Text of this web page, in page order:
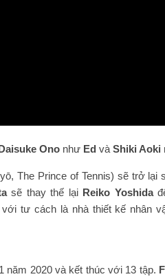
Ono như Ed và Shiki Aoki
The Prince of Tennis) sẽ trở lại
sẽ thay thế lại Reiko Yoshida
tư cách là nhà thiết kế nhân
năm 2020 và kết thúc với 13 tập.